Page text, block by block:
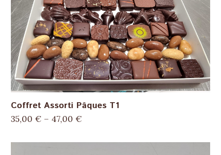
Coffret Assorti Pâques T1
35,00€ – 47,00€